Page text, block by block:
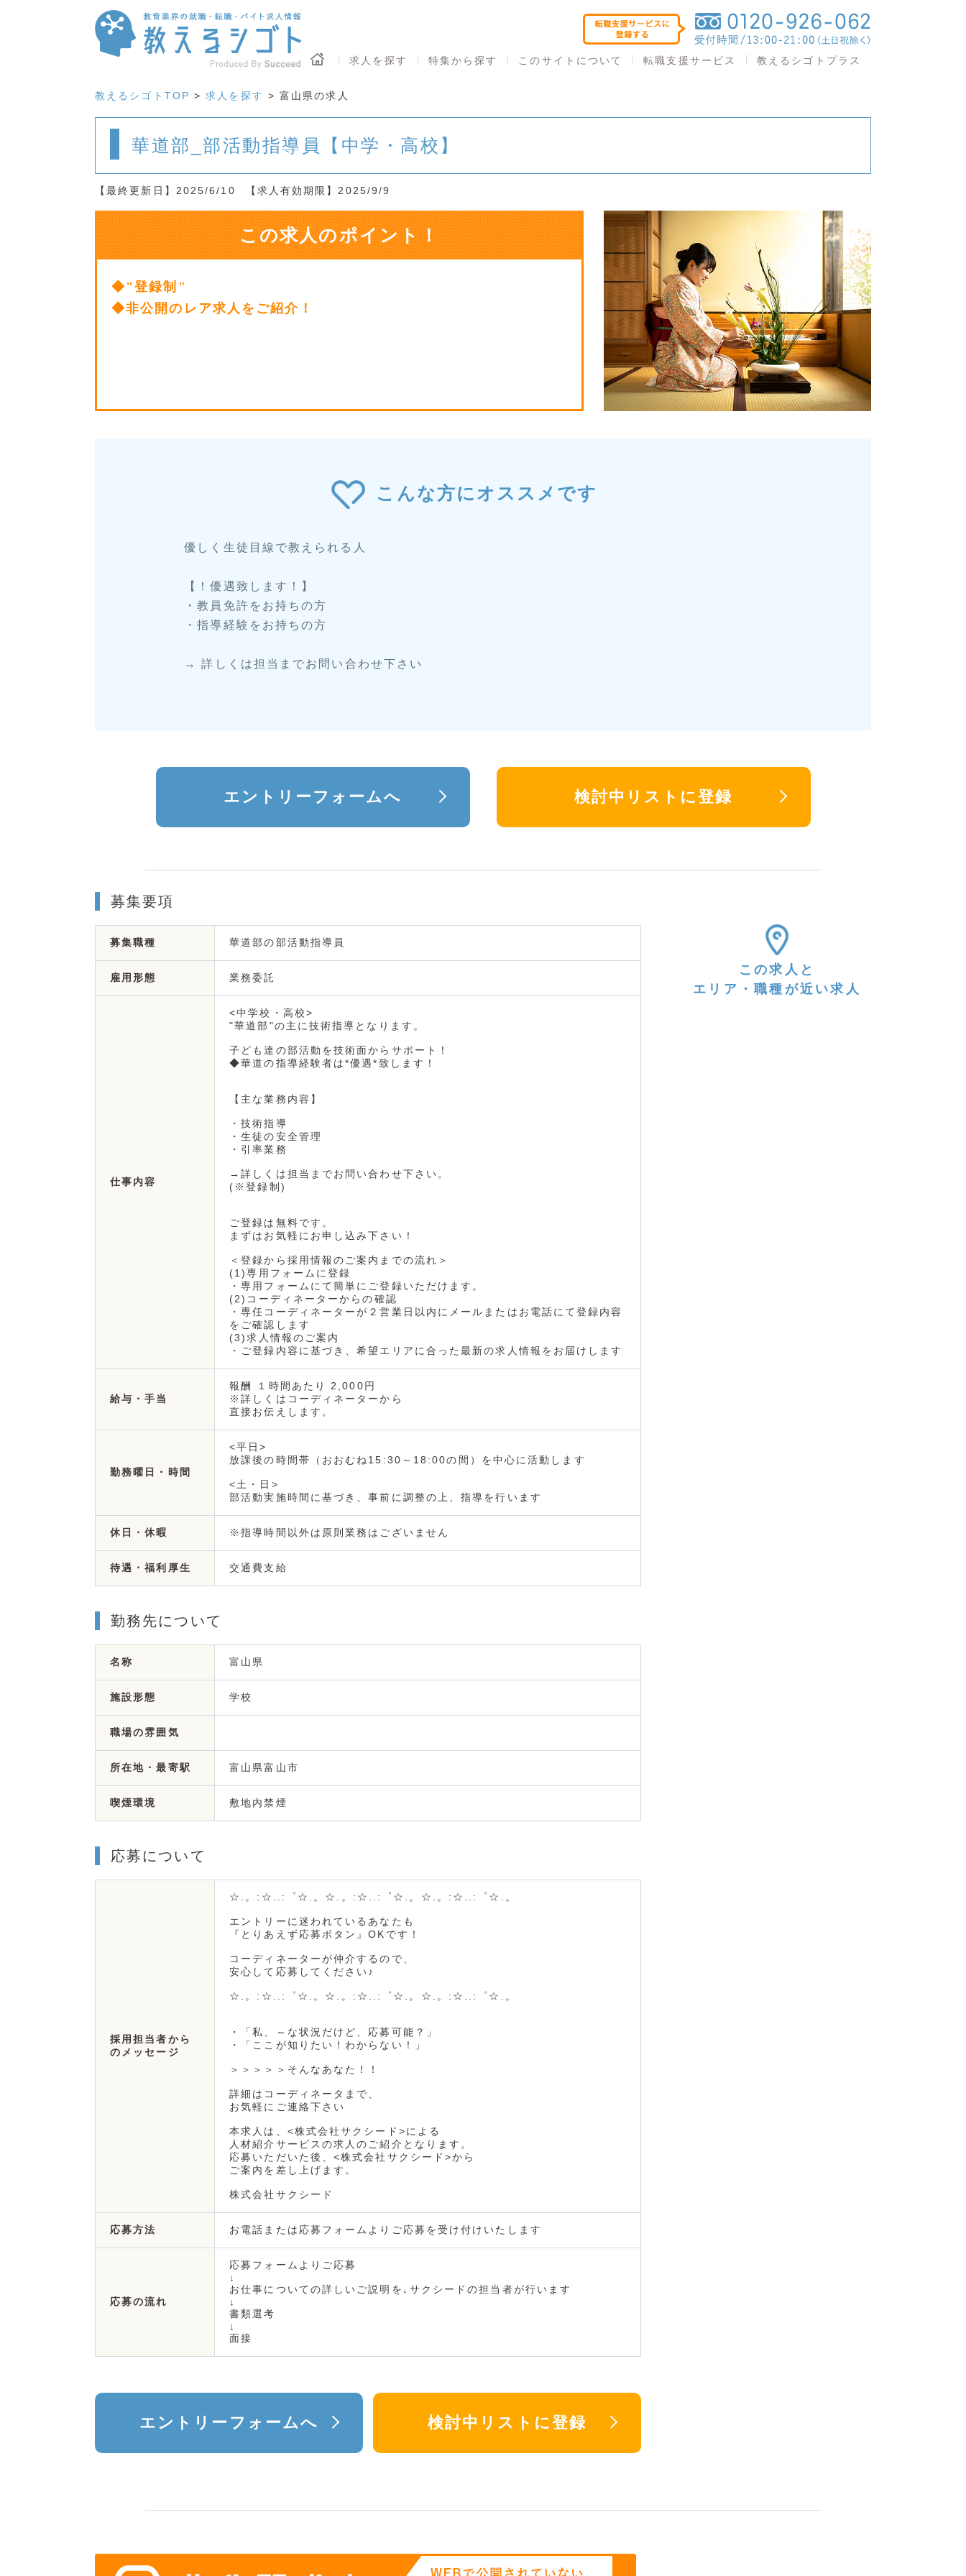
求人を探す 特集から探す このサイトについて 転職支援サービス 教えるシゴトプラス
教えるシゴトTOP >求人を探す > 富山県の求人
華道部_部活動指導員【中学・高校】
【最終更新日】2025/6/10 【求人有効期限】2025/9/9
この求人のポイント！
◆"登録制"
◆非公開のレア求人をご紹介！
こんな方にオススメです
優しく生徒目線で教えられる人
【！優遇致します！】
・教員免許をお持ちの方
・指導経験をお持ちの方
→ 詳しくは担当までお問い合わせ下さい
エントリーフォームへ 検討中リストに登録
募集要項
募集職種 華道部の部活動指導員
雇用形態 業務委託
仕事内容
<中学校・高校>
"華道部"の主に技術指導となります。
子ども達の部活動を技術面からサポート！
◆華道の指導経験者は*優遇*致します！
【主な業務内容】
・技術指導
・生徒の安全管理
・引率業務
→詳しくは担当までお問い合わせ下さい。
(※登録制)
ご登録は無料です。
まずはお気軽にお申し込み下さい！
＜登録から採用情報のご案内までの流れ＞
(1)専用フォームに登録
・専用フォームにて簡単にご登録いただけます。
(2)コーディネーターからの確認
・専任コーディネーターが２営業日以内にメールまたはお電話にて登録内容
をご確認します
(3)求人情報のご案内
・ご登録内容に基づき、希望エリアに合った最新の求人情報をお届けします
給与・手当
報酬 １時間あたり 2,000円
※詳しくはコーディネーターから
直接お伝えします。
勤務曜日・時間
<平日>
放課後の時間帯（おおむね15:30～18:00の間）を中心に活動します
<土・日>
部活動実施時間に基づき、事前に調整の上、指導を行います
休日・休暇 ※指導時間以外は原則業務はございません
待遇・福利厚生 交通費支給
勤務先について
名称 富山県
施設形態 学校
職場の雰囲気
所在地・最寄駅 富山県富山市
喫煙環境 敷地内禁煙
応募について
採用担当者から
のメッセージ
☆.。:☆..:゜☆.。☆.。:☆..:゜☆.。☆.。:☆..:゜☆.。
エントリーに迷われているあなたも
『とりあえず応募ボタン』OKです！
コーディネーターが仲介するので、
安心して応募してください♪
☆.。:☆..:゜☆.。☆.。:☆..:゜☆.。☆.。:☆..:゜☆.。
・「私、～な状況だけど、応募可能？」
・「ここが知りたい！わからない！」
＞＞＞＞＞そんなあなた！！
詳細はコーディネータまで、
お気軽にご連絡下さい
本求人は、<株式会社サクシード>による
人材紹介サービスの求人のご紹介となります。
応募いただいた後、<株式会社サクシード>から
ご案内を差し上げます。
株式会社サクシード
応募方法 お電話または応募フォームよりご応募を受け付けいたします
応募の流れ
応募フォームよりご応募
↓
お仕事についての詳しいご説明を､サクシードの担当者が行います
↓
書類選考
↓
面接
エントリーフォームへ 検討中リストに登録
この求人と
エリア・職種が近い求人